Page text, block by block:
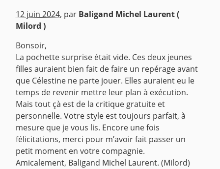
12 juin 2024, par Baligand Michel Laurent (
Milord )
Bonsoir,
La pochette surprise était vide. Ces deux jeunes
filles auraient bien fait de faire un repérage avant
que Célestine ne parte jouer. Elles auraient eu le
temps de revenir mettre leur plan à exécution.
Mais tout çà est de la critique gratuite et
personnelle. Votre style est toujours parfait, à
mesure que je vous lis. Encore une fois
félicitations, merci pour m’avoir fait passer un
petit moment en votre compagnie.
Amicalement, Baligand Michel Laurent. (Milord)